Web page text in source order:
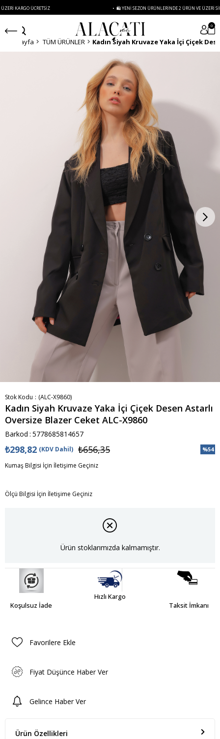
ÜCRETSIZ • 🛍️ YENI SEZON ÜRÜNLERINDE 2 ÜRÜN VE ÜZERI
0
Anasayfa TÜM ÜRÜNLER
Stok Kodu (ALC-X9860)
Kadın Siyah Kruvaze Yaka İçi Çiçek Desen Astarlı
Oversize Blazer Ceket ALC-X9860
Barkod : 5778685814657
%54
₺656,35
₺298,82 (KDV Dahil)
Kumaş Bilgisi İçin İletişime Geçiniz
Ölçü Bilgisi İçin İletişime Geçiniz
Ürün stoklarımızda kalmamıştır.
Koşulsuz İade
Hızlı Kargo
Taksit İmkanı
Favorilere Ekle
Fiyat Düşünce Haber Ver
Gelince Haber Ver
Ürün Özellikleri